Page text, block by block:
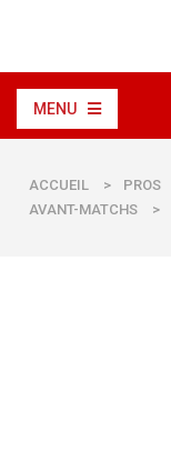
MENU
ACCUEIL > PROS
AVANT-MATCHS
>